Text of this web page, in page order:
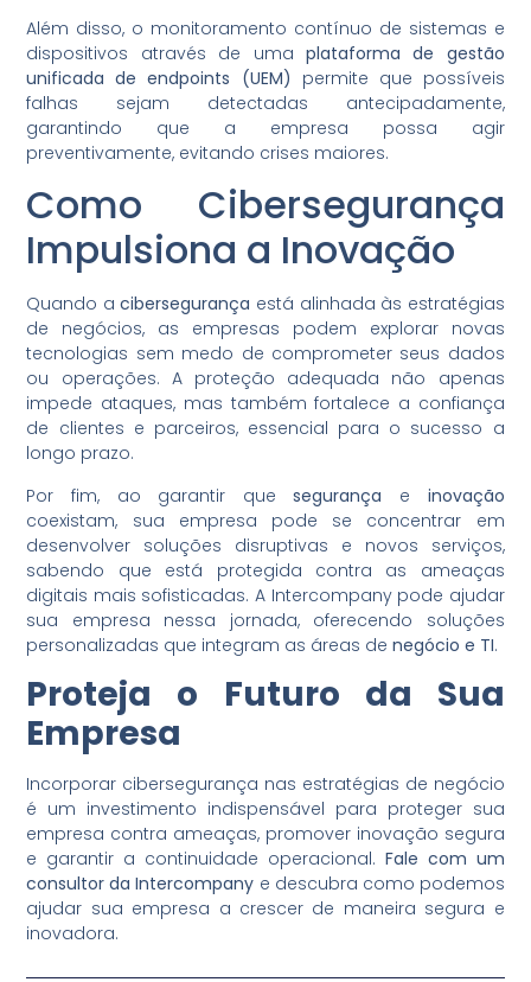
Além disso, o monitoramento contínuo de sistemas e
dispositivos através de uma plataforma de gestão
unificada de endpoints (UEM) permite que possíveis
falhas sejam detectadas antecipadamente,
garantindo que a empresa possa agir
preventivamente, evitando crises maiores.
Como Cibersegurança
Impulsiona a Inovação
Quando acibersegurança está alinhada às estratégias
de negócios, as empresas podem explorar novas
tecnologias sem medo de comprometer seus dados
ou operações. A proteção adequada não apenas
impede ataques, mas também fortalece a confiança
de clientes e parceiros, essencial para o sucesso a
longo prazo.
Por fim, ao garantir quesegurança e inovação
coexistam, sua empresa pode se concentrar em
desenvolver soluções disruptivas e novos serviços,
sabendo que está protegida contra as ameaças
digitais mais sofisticadas. A Intercompany pode ajudar
sua empresa nessa jornada, oferecendo soluções
personalizadas que integram as áreas denegócio e TI.
Proteja o Futuro da Sua
Empresa
Incorporar cibersegurança nas estratégias de negócio
é um investimento indispensável para proteger sua
empresa contra ameaças, promover inovação segura
e garantir a continuidade operacional. Fale com um
consultor da Intercompany e descubra como podemos
ajudar sua empresa a crescer de maneira segura e
inovadora.